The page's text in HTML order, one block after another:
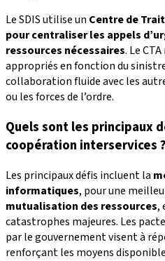
Le SDIS utilise un Centre de
pour centraliser les appels
ressources nécessaires. Le
appropriés en fonction du
collaboration fluide avec les
ou les forces de l’ordre.
Quels sont les principaux
coopération interservices ?
Les principaux défis incluent la
informatiques, pour une
mutualisation des ressources,
catastrophes majeures. Les
par le gouvernement visent à
renforçant les moyens